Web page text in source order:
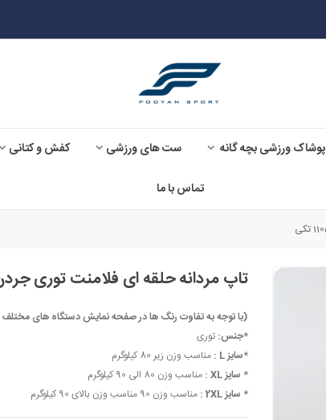
پوشاک ورزشی بچه گانه ست های ورزشی کفش و کتانی
تماس با ما
تاپ مردانه حلقه ای فلامنت توری جردن کد
(با توجه به تفاوت رنگ ها در صفحه نمایش دستگاه های مختلف ، ممکن است رنگ
*جنس: توری
*سایز L :
مناسب وزن زیر 80 کیلوگرم
* سایز XL :
مناسب وزن 80 الی 90 کیلوگرم
* سایز 2XL :
مناسب وزن 90 مناسب وزن بالای 90 کیلوگرم